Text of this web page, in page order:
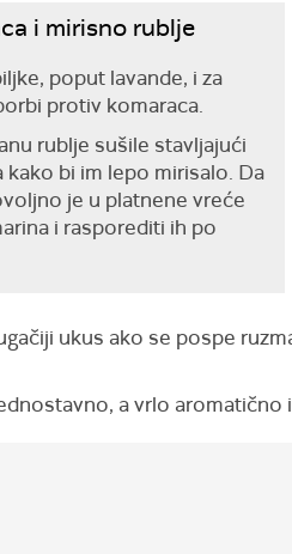
i mirisno rublje
poput lavande, i za
protiv komaraca.
rublje sušile stavljajući
kako bi im lepo mirisalo. Da
je u platnene vreće
i rasporediti ih po
ukus ako se pospe
a vrlo